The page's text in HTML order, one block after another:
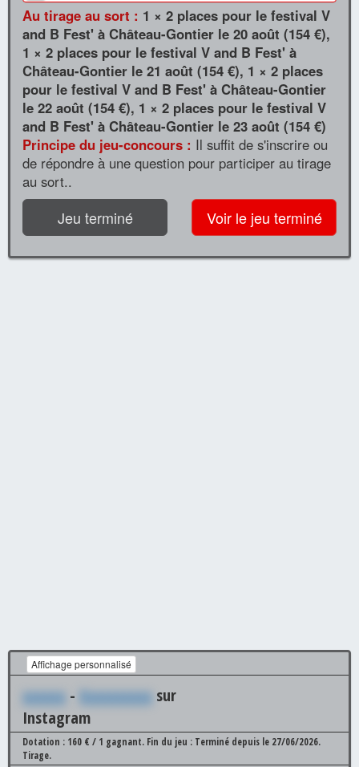
Au tirage au sort : 1 × 2 places pour le festival V
and B Fest' à Château-Gontier le 20 août (154 €),
1 × 2 places pour le festival V and B Fest' à
Château-Gontier le 21 août (154 €), 1 × 2 places
pour le festival V and B Fest' à Château-Gontier
le 22 août (154 €), 1 × 2 places pour le festival V
and B Fest' à Château-Gontier le 23 août (154 €)
Principe du jeu-concours : Il suffit de s'inscrire ou
de répondre à une question pour participer au tirage
au sort..
Jeu terminé Voir le jeu terminé
Affichage personnalisé
xxxxxx - Xxxxxxxxxx sur
Instagram
Dotation : 160 € / 1 gagnant. Fin du jeu : Terminé depuis le 27/06/2026.
Tirage.